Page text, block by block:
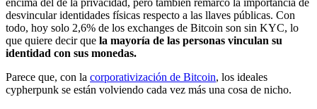
encima del de la privacidad, pero también remarcó la importancia de
desvincular identidades físicas respecto a las llaves públicas. Con
todo, hoy solo 2,6% de los exchanges de Bitcoin son sin KYC, lo
que quiere decir que la mayoría de las personas vinculan su
identidad con sus monedas.
Parece que, con la corporativización de Bitcoin, los ideales
cypherpunk se están volviendo cada vez más una cosa de nicho.